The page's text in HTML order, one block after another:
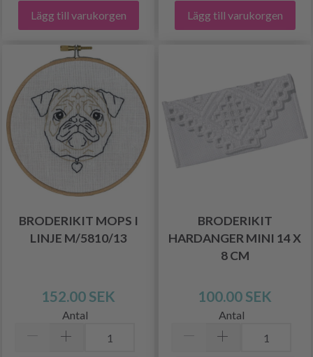
Lägg till varukorgen Lägg till varukorgen
BRODERIKIT MOPS I
LINJE M/5810/13
152.00 SEK
Antal
BRODERIKIT
HARDANGER MINI 14 X
8 CM
100.00 SEK
Antal